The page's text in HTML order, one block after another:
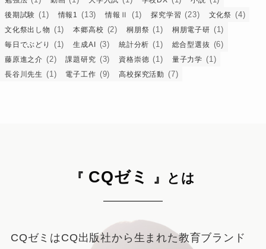
後期試験 (1) 情報1 (13) 情報Ⅱ (1) 探究学習 (23) 文化祭 (4)
文化祭出し物 (1) 本郷高校 (2) 桐朋祭 (1) 桐朋電子研 (1)
毎日でぶどり (1) 生成AI (3) 統計分析 (1) 総合型選抜 (6)
藤原進之介 (2) 課題研究 (3) 資格崇徳 (1) 量子力学 (1)
長谷川先生 (1) 電子工作 (9) 高校探究活動 (7)
『 CQゼミ 』とは
CQゼミはCQ出版社から生まれた教育ブランド